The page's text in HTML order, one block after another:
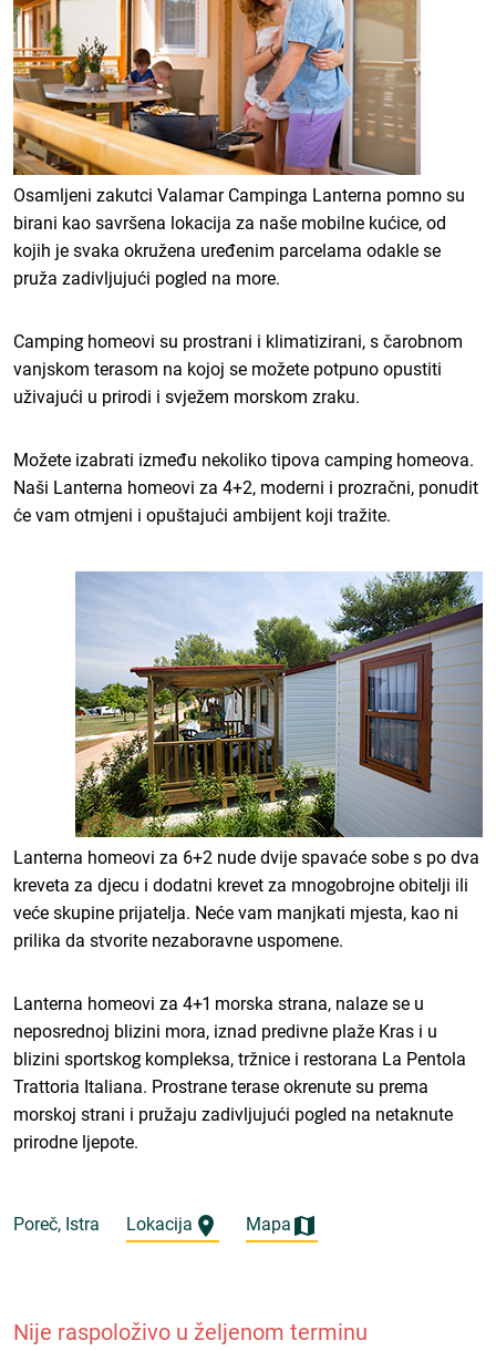
Osamljeni zakutci Valamar Campinga Lanterna pomno su
birani kao savršena lokacija za naše mobilne kućice, od
kojih je svaka okružena uređenim parcelama odakle se
pruža zadivljujući pogled na more.
Camping homeovi su prostrani i klimatizirani, s čarobnom
vanjskom terasom na kojoj se možete potpuno opustiti
uživajući u prirodi i svježem morskom zraku.
Možete izabrati između nekoliko tipova camping homeova.
Naši Lanterna homeovi za 4+2, moderni i prozračni, ponudit
će vam otmjeni i opuštajući ambijent koji tražite.
Lanterna homeovi za 6+2 nude dvije spavaće sobe s po dva
kreveta za djecu i dodatni krevet za mnogobrojne obitelji ili
veće skupine prijatelja. Neće vam manjkati mjesta, kao ni
prilika da stvorite nezaboravne uspomene.
Lanterna homeovi za 4+1 morska strana, nalaze se u
neposrednoj blizini mora, iznad predivne plaže Kras i u
blizini sportskog kompleksa, tržnice i restorana La Pentola
Trattoria Italiana. Prostrane terase okrenute su prema
morskoj strani i pružaju zadivljujući pogled na netaknute
prirodne ljepote.
Poreč, Istra Lokacija Mapa
Nije raspoloživo u željenom terminu